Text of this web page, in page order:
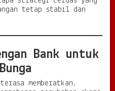
tetap stabil dan
Bank untuk
memberatkan,